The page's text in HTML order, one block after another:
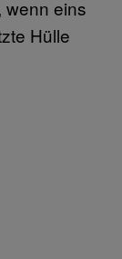
wenn eins
Hülle